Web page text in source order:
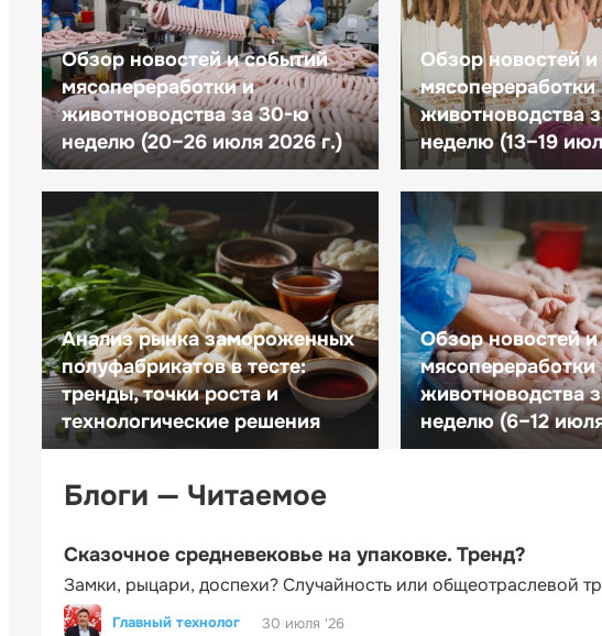
Обзор новостей и событий
мясопереработки и
животноводства за 30-ю
неделю (20–26 июля 2026 г.)
Обзор новостей
мясопереработки
животноводства
неделю (13–19
Анализ рынка замороженных
полуфабрикатов в тесте:
тренды, точки роста и
технологические решения
Обзор новостей
мясопереработки
животноводства
неделю (6–12
Блоги — Читаемое
Сказочное средневековье на упаковке. Тренд?
Замки, рыцари, доспехи? Случайность или общеотраслевой
Главный технолог 30 июля '26